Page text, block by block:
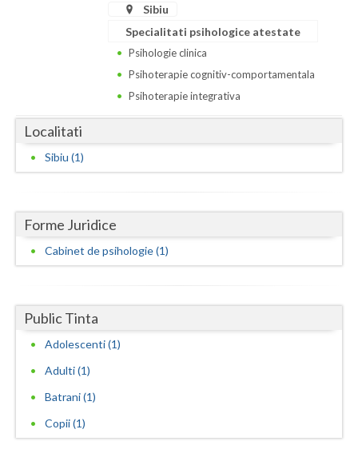
Dolj
Galati
Giurgiu
Gorj
Hunedoara
Ialomita
Iasi
Ilfov
Maramures
Sibiu
Specialitati psihologice atestate
Psihologie clinica
Psihoterapie cognitiv-comportamentala
Psihoterapie integrativa
Localitati
Sibiu (1)
Forme Juridice
Cabinet de psihologie (1)
Public Tinta
Adolescenti (1)
Adulti (1)
Batrani (1)
Copii (1)